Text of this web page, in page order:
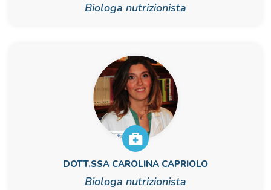
Biologa nutrizionista
DOTT.SSA CAROLINA CAPRIOLO
Biologa nutrizionista